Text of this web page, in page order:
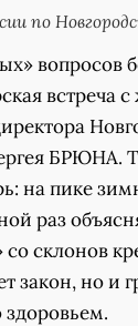
по
вопросов
встреча
БРЮНА.
на пике
раз
со склонов
закон, но и